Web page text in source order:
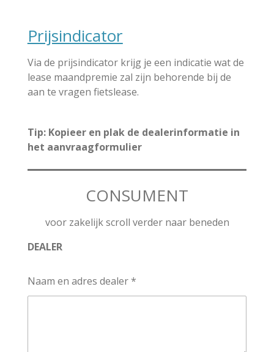
Prijsindicator
Via de prijsindicator krijg je een indicatie wat de
lease maandpremie zal zijn behorende bij de
aan te vragen fietslease.
Tip: Kopieer en plak de dealerinformatie in
het aanvraagformulier
CONSUMENT
voor zakelijk scroll verder naar beneden
DEALER
Naam en adres dealer *